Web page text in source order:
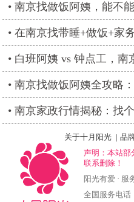
南京找做饭阿姨，能不
在南京找带睡+做饭+家
白班阿姨 vs 钟点工，南
南京找做饭阿姨全攻略
南京家政行情揭秘：找
关于十月阳光 | 品
声明：本站部
联系删除！
阳光有爱 · 服
全国服务电话